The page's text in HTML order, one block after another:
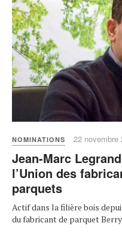
NOMINATIONS 22 novembre
Jean-Marc
l’Union des
parquets
Actif dans la filière bois
du fabricant de parquet